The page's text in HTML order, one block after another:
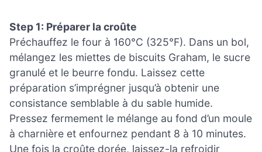
Step 1: Préparer la croûte
Préchauffez le four à 160°C (325°F). Dans un bol,
mélangez les miettes de biscuits Graham, le sucre
granulé et le beurre fondu. Laissez cette
préparation s’imprégner jusqu’à obtenir une
consistance semblable à du sable humide.
Pressez fermement le mélange au fond d’un moule
à charnière et enfournez pendant 8 à 10 minutes.
Une fois la croûte dorée, laissez-la refroidir